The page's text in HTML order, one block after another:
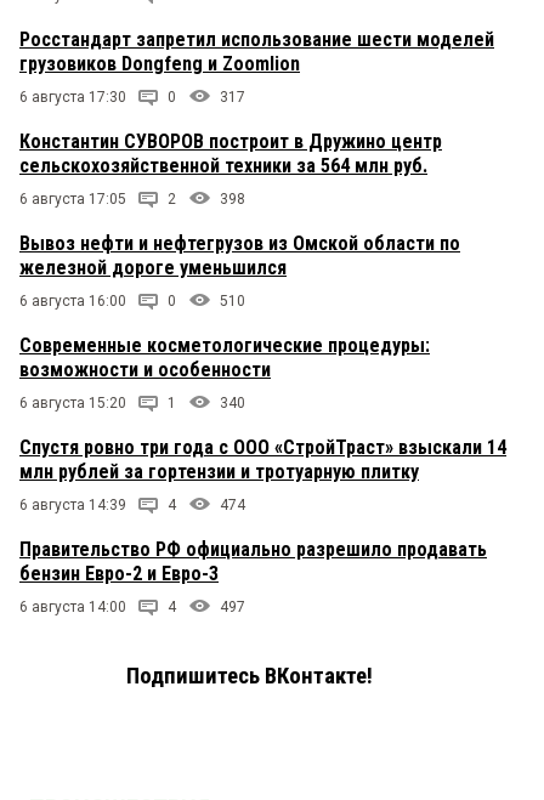
Росстандарт запретил использование шести моделей
грузовиков Dongfeng и Zoomlion
6 августа 17:30 0 317
Константин СУВОРОВ построит в Дружино центр
сельскохозяйственной техники за 564 млн руб.
6 августа 17:05 2 398
Вывоз нефти и нефтегрузов из Омской области по
железной дороге уменьшился
6 августа 16:00 0 510
Современные косметологические процедуры:
возможности и особенности
6 августа 15:20 1 340
Спустя ровно три года с ООО «СтройТраст» взыскали 14
млн рублей за гортензии и тротуарную плитку
6 августа 14:39 4 474
Правительство РФ официально разрешило продавать
бензин Евро-2 и Евро-3
6 августа 14:00 4 497
Подпишитесь ВКонтакте!